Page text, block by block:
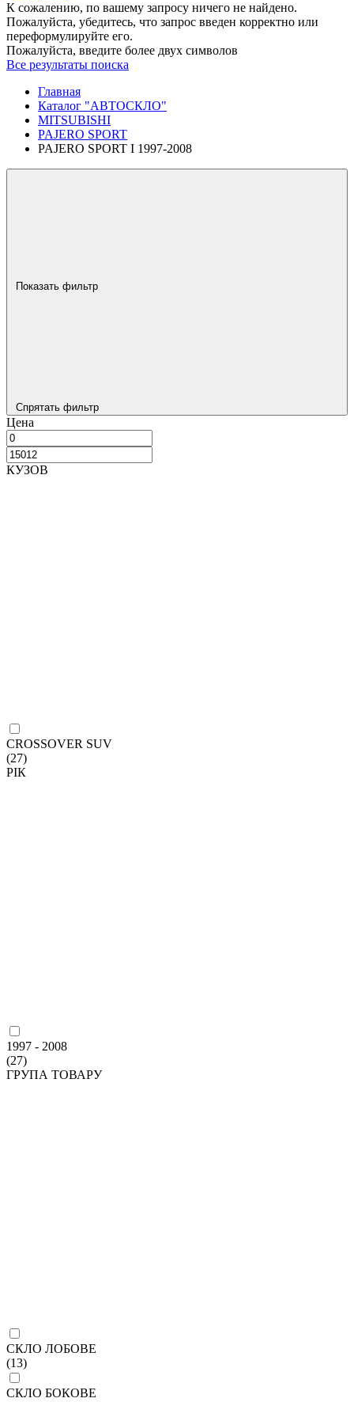
К сожалению, по вашему запросу ничего не найдено.
Пожалуйста, убедитесь, что запрос введен корректно или
переформулируйте его.
Пожалуйста, введите более двух символов
Все результаты поиска
Главная
Каталог "АВТОСКЛО"
MITSUBISHI
PAJERO SPORT
PAJERO SPORT I 1997-2008
Показать фильтр
Спрятать фильтр
Цена
КУЗОВ
CROSSOVER SUV
(27)
РІК
1997 - 2008
(27)
ГРУПА ТОВАРУ
СКЛО ЛОБОВЕ
(13)
СКЛО БОКОВЕ